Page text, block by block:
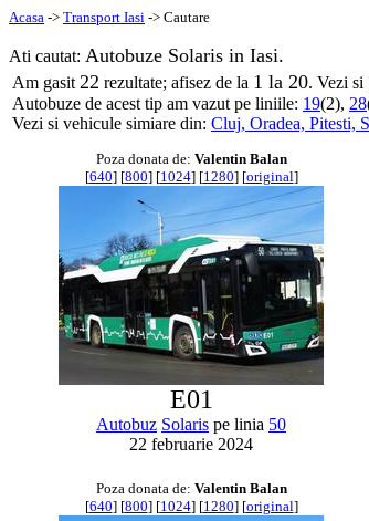
Acasa -> Transport Iasi -> Cautare
Ati cautat: Autobuze Solaris in Iasi.
Am gasit 22 rezultate; afisez de la 1 la 20. Vezi si
Autobuze de acest tip am vazut pe liniile: 19(2), 28
Vezi si vehicule simiare din: Cluj, Oradea, Pitesti,
Poza donata de: Valentin Balan
[640] [800] [1024] [1280] [original]
E01
Autobuz Solaris pe linia 50
22 februarie 2024
Poza donata de: Valentin Balan
[640] [800] [1024] [1280] [original]